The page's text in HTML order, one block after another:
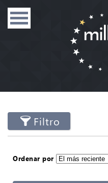
Filtro
Ordenar por